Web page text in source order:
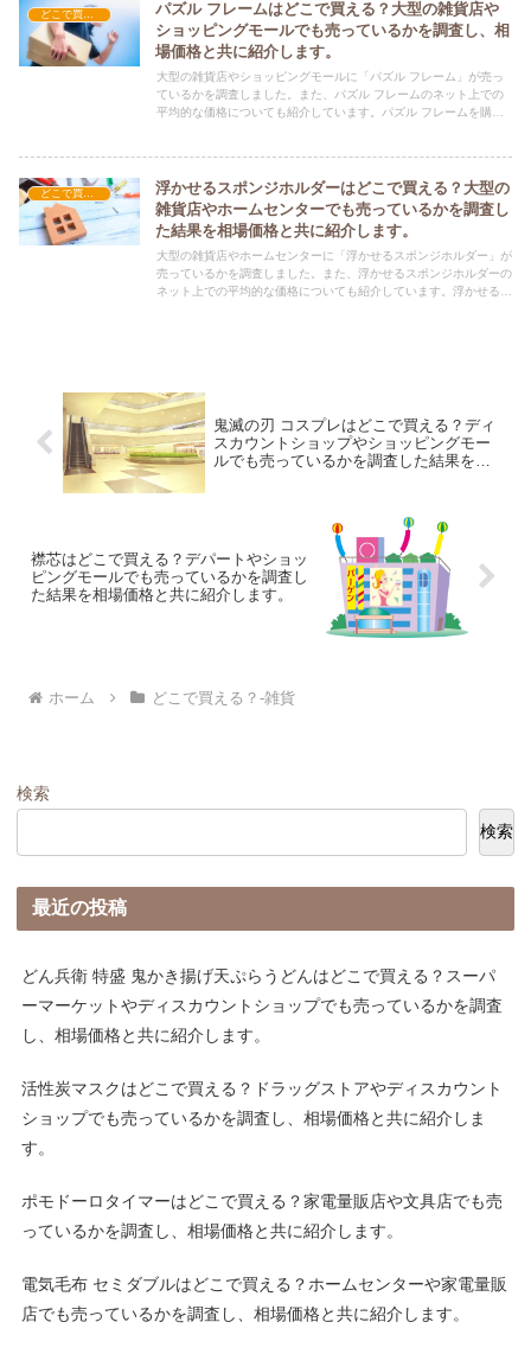
どこで買える？-雑貨
パズル フレームはどこで買える？大型の雑貨店や
ショッピングモールでも売っているかを調査し、相
場価格と共に紹介します。
大型の雑貨店やショッピングモールに「パズル フレーム」が売っ
ているかを調査しました。また、パズル フレームのネット上での
平均的な価格についても紹介しています。パズル フレームを購入
どこで買える？-雑貨
浮かせるスポンジホルダーはどこで買える？大型の
雑貨店やホームセンターでも売っているかを調査し
た結果を相場価格と共に紹介します。
大型の雑貨店やホームセンターに「浮かせるスポンジホルダー」が
売っているかを調査しました。また、浮かせるスポンジホルダーの
ネット上での平均的な価格についても紹介しています。浮かせるス
鬼滅の刃 コスプレはどこで買える？ディ
スカウントショップやショッピングモー
ルでも売っているかを調査した結果を相
襟芯はどこで買える？デパートやショッ
ピングモールでも売っているかを調査し
た結果を相場価格と共に紹介します。
ホーム どこで買える？-雑貨
検索
検索
最近の投稿
どん兵衛 特盛 鬼かき揚げ天ぷらうどんはどこで買える？スーパ
ーマーケットやディスカウントショップでも売っているかを調査
し、相場価格と共に紹介します。
活性炭マスクはどこで買える？ドラッグストアやディスカウント
ショップでも売っているかを調査し、相場価格と共に紹介しま
す。
ポモドーロタイマーはどこで買える？家電量販店や文具店でも売
っているかを調査し、相場価格と共に紹介します。
電気毛布 セミダブルはどこで買える？ホームセンターや家電量販
店でも売っているかを調査し、相場価格と共に紹介します。